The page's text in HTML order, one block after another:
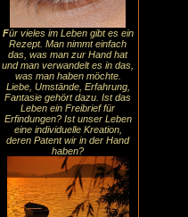
Für vieles im Leben gibt es ein
Rezept. Man nimmt einfach
das, was man zur Hand hat
und man verwandelt es in das,
was man haben möchte.
Liebe, Umstände, Erfahrung,
Fantasie gehört dazu. Ist das
Leben ein Freibrief für
Erfindungen? Ist unser Leben
eine individuelle Kreation,
deren Patent wir in der Hand
haben?